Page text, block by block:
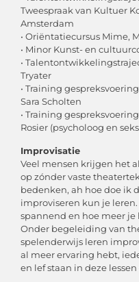
Tweespraak van Kultuer
Amsterdam
• Oriëntatiecursus Mime,
• Minor Kunst- en
•
Tryater
• Training
Sara Scholten
• Training
Rosier (psycholoog en
Improvisatie
Veel mensen krijgen het
op zónder vaste
bedenken, ah hoe doe ik
improviseren kun je leren.
spannend en hoe meer je
Onder begeleiding van
spelenderwijs leren
al meer ervaring hebt,
en lef staan in deze